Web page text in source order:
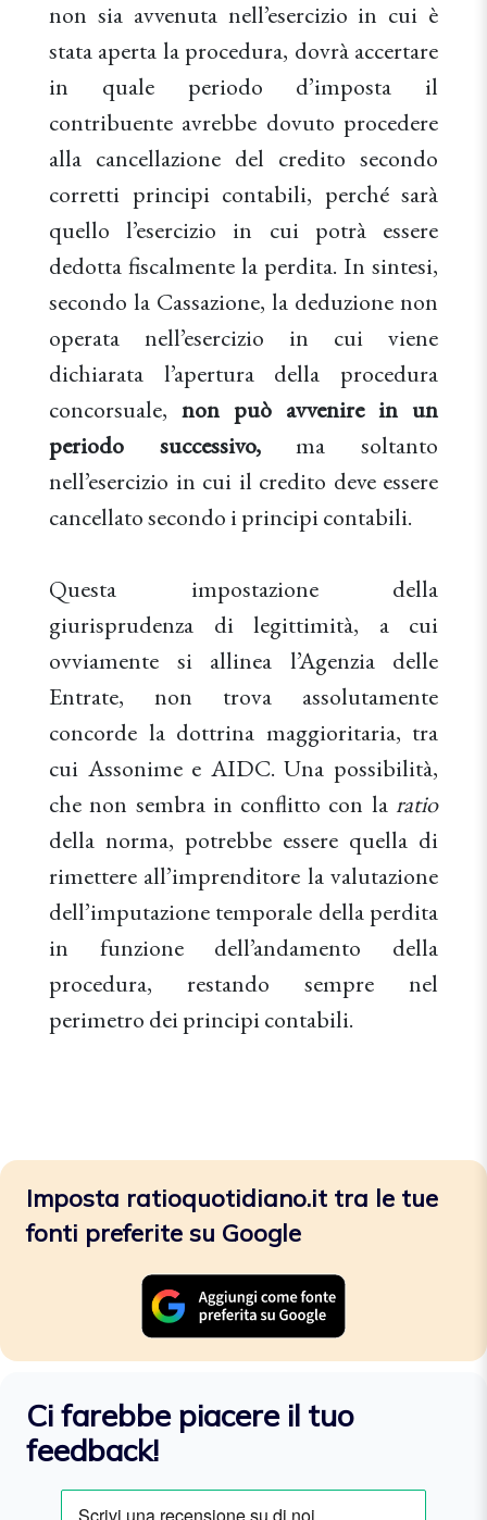
non sia avvenuta nell’esercizio in cui è
stata aperta la procedura, dovrà accertare
in quale periodo d’imposta il
contribuente avrebbe dovuto procedere
alla cancellazione del credito secondo
corretti principi contabili, perché sarà
quello l’esercizio in cui potrà essere
dedotta fiscalmente la perdita. In sintesi,
secondo la Cassazione, la deduzione non
operata nell’esercizio in cui viene
dichiarata l’apertura della procedura
concorsuale, non può avvenire in un
periodo successivo,ma soltanto
nell’esercizio in cui il credito deve essere
cancellato secondo i principi contabili.
Questa impostazione della
giurisprudenza di legittimità, a cui
ovviamente si allinea l’Agenzia delle
Entrate, non trova assolutamente
concorde la dottrina maggioritaria, tra
cui Assonime e AIDC. Una possibilità,
che non sembra in conflitto con la ratio
della norma, potrebbe essere quella di
rimettere all’imprenditore la valutazione
dell’imputazione temporale della perdita
in funzione dell’andamento della
procedura, restando sempre nel
perimetro dei principi contabili.
Imposta ratioquotidiano.it tra le tue
fonti preferite su Google
Ci farebbe piacere il tuo
feedback!